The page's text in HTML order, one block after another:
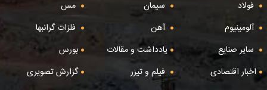
فولاد
سیمان
مس
آلومینیوم
آهن
فلزات گرانبها
سایر صنایع
یادداشت و مقالات
بورس
اخبار اقتصادی
فیلم و تیزر
گزارش تصویری